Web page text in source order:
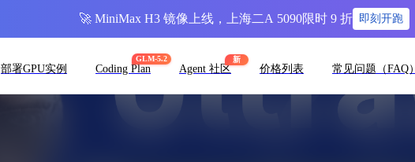
部署GPU实例
GLM-5.2
Coding Plan
新
Agent 社区 价格列表 常见问题（FAQ）
🚀 MiniMax H3 镜像上线，上海二A 5090限时 9 折 即刻开跑